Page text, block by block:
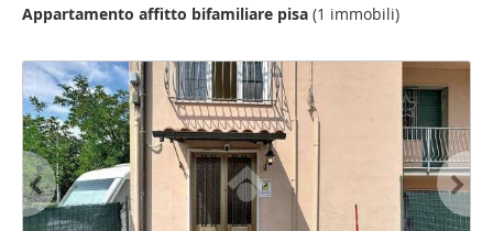
Appartamento affitto bifamiliare pisa (1 immobili)